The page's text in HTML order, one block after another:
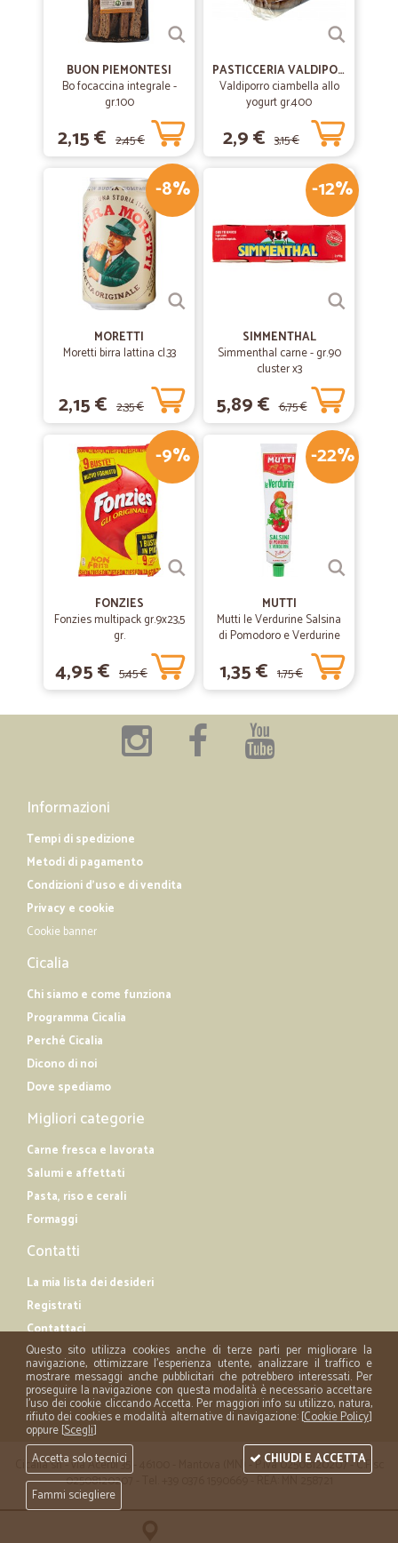
BUON PIEMONTESI
Bo focaccina integrale -
gr.100
2,15 € 2,45 €
PASTICCERIA VALDIPORRO
Valdiporro ciambella allo
yogurt gr.400
2,9 € 3,15 €
-8%
MORETTI
Moretti birra lattina cl.33
2,15 € 2,35 €
-12%
SIMMENTHAL
Simmenthal carne - gr.90
cluster x3
5,89 € 6,75 €
-9%
FONZIES
Fonzies multipack gr.9x23,5
gr.
4,95 € 5,45 €
-22%
MUTTI
Mutti le Verdurine Salsina
di Pomodoro e Verdurine
1,35 € 1,75 €
Informazioni
Tempi di spedizione
Metodi di pagamento
Condizioni d'uso e di vendita
Privacy e cookie
Cookie banner
Cicalia
Chi siamo e come funziona
Programma Cicalia
Perché Cicalia
Dicono di noi
Dove spediamo
Migliori categorie
Carne fresca e lavorata
Salumi e affettati
Pasta, riso e cerali
Formaggi
Contatti
La mia lista dei desideri
Registrati
Contattaci
Cicalia srl - via Acerbi 35 - 46100 - Mantova (MN) - P.iva 02508120207 - C.Fisc
02508120207 - Tel. +39 0376 1590669 - REA: MN 258721
Questo sito utilizza cookies anche di terze parti per migliorare la
navigazione, ottimizzare l'esperienza utente, analizzare il traffico e
mostrare messaggi anche pubblicitari che potrebbero interessati. Per
proseguire la navigazione con questa modalità è necessario accettare
l'uso dei cookie cliccando Accetta. Per maggiori info su utilizzo, natura,
rifiuto dei cookies e modalità alternative di navigazione: [Cookie Policy]
oppure [Scegli]
Accetta solo tecnici
Fammi sciegliere
CHIUDI E ACCETTA